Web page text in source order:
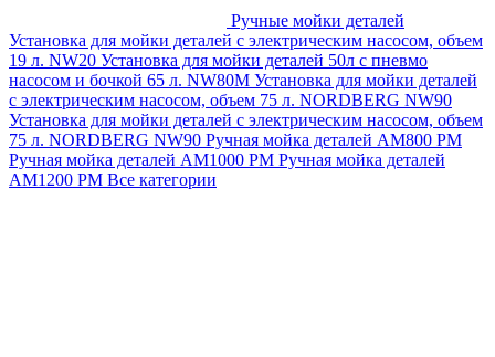
Ручные мойки деталей
Установка для мойки деталей с электрическим насосом, объем
19 л. NW20 Установка для мойки деталей 50л с пневмо
насосом и бочкой 65 л. NW80M Установка для мойки деталей
с электрическим насосом, объем 75 л. NORDBERG NW90
Установка для мойки деталей с электрическим насосом, объем
75 л. NORDBERG NW90 Ручная мойка деталей АМ800 РМ
Ручная мойка деталей АМ1000 РМ Ручная мойка деталей
АМ1200 РМ Все категории